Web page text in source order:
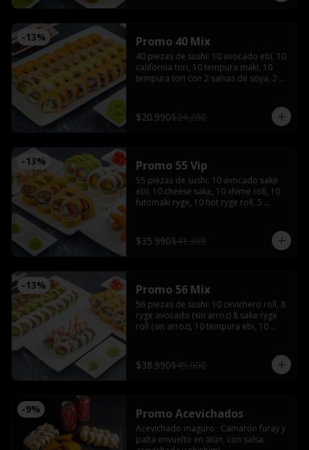
-13% Promo 40 Mix
40 piezas de sushi: 10 avocado ebi, 10
california tori, 10 tempura maki, 10
tempura tori con 2 salsas de soya, 2
$20.990$24.200
-13% Promo 55 Vip
55 piezas de sushi: 10 avocado sake
ebi, 10 cheese sake, 10 xhime roll, 10
futomaki ryge, 10 hot ryge roll, 5
jengibre
$35.990$41.300
-13% Promo 56 Mix
56 piezas de sushi: 10 cevichero roll, 8
ryge avocado (sin arroz) 8 sake ryge
roll (sin arroz), 10 tempura ebi, 10
teriyaki, wasabi y jengibre
$38.990$45.000
-9% Promo Acevichados
Acevichado maguro : Camarón furay y
palta envuelto en atún, con salsa